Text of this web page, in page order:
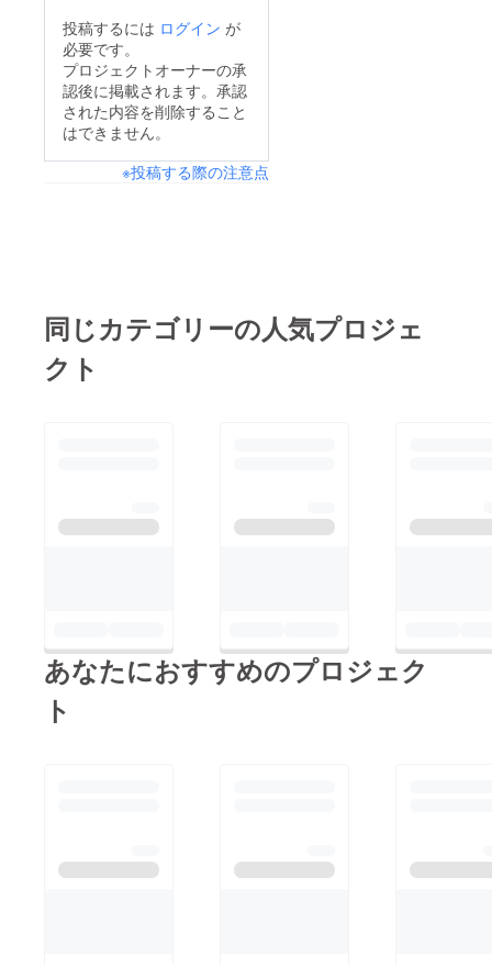
投稿するには ログイン が
必要です。
プロジェクトオーナーの承
認後に掲載されます。承認
された内容を削除すること
はできません。
※投稿する際の注意点
同じカテゴリーの人気プロジェ
クト
あなたにおすすめのプロジェク
ト